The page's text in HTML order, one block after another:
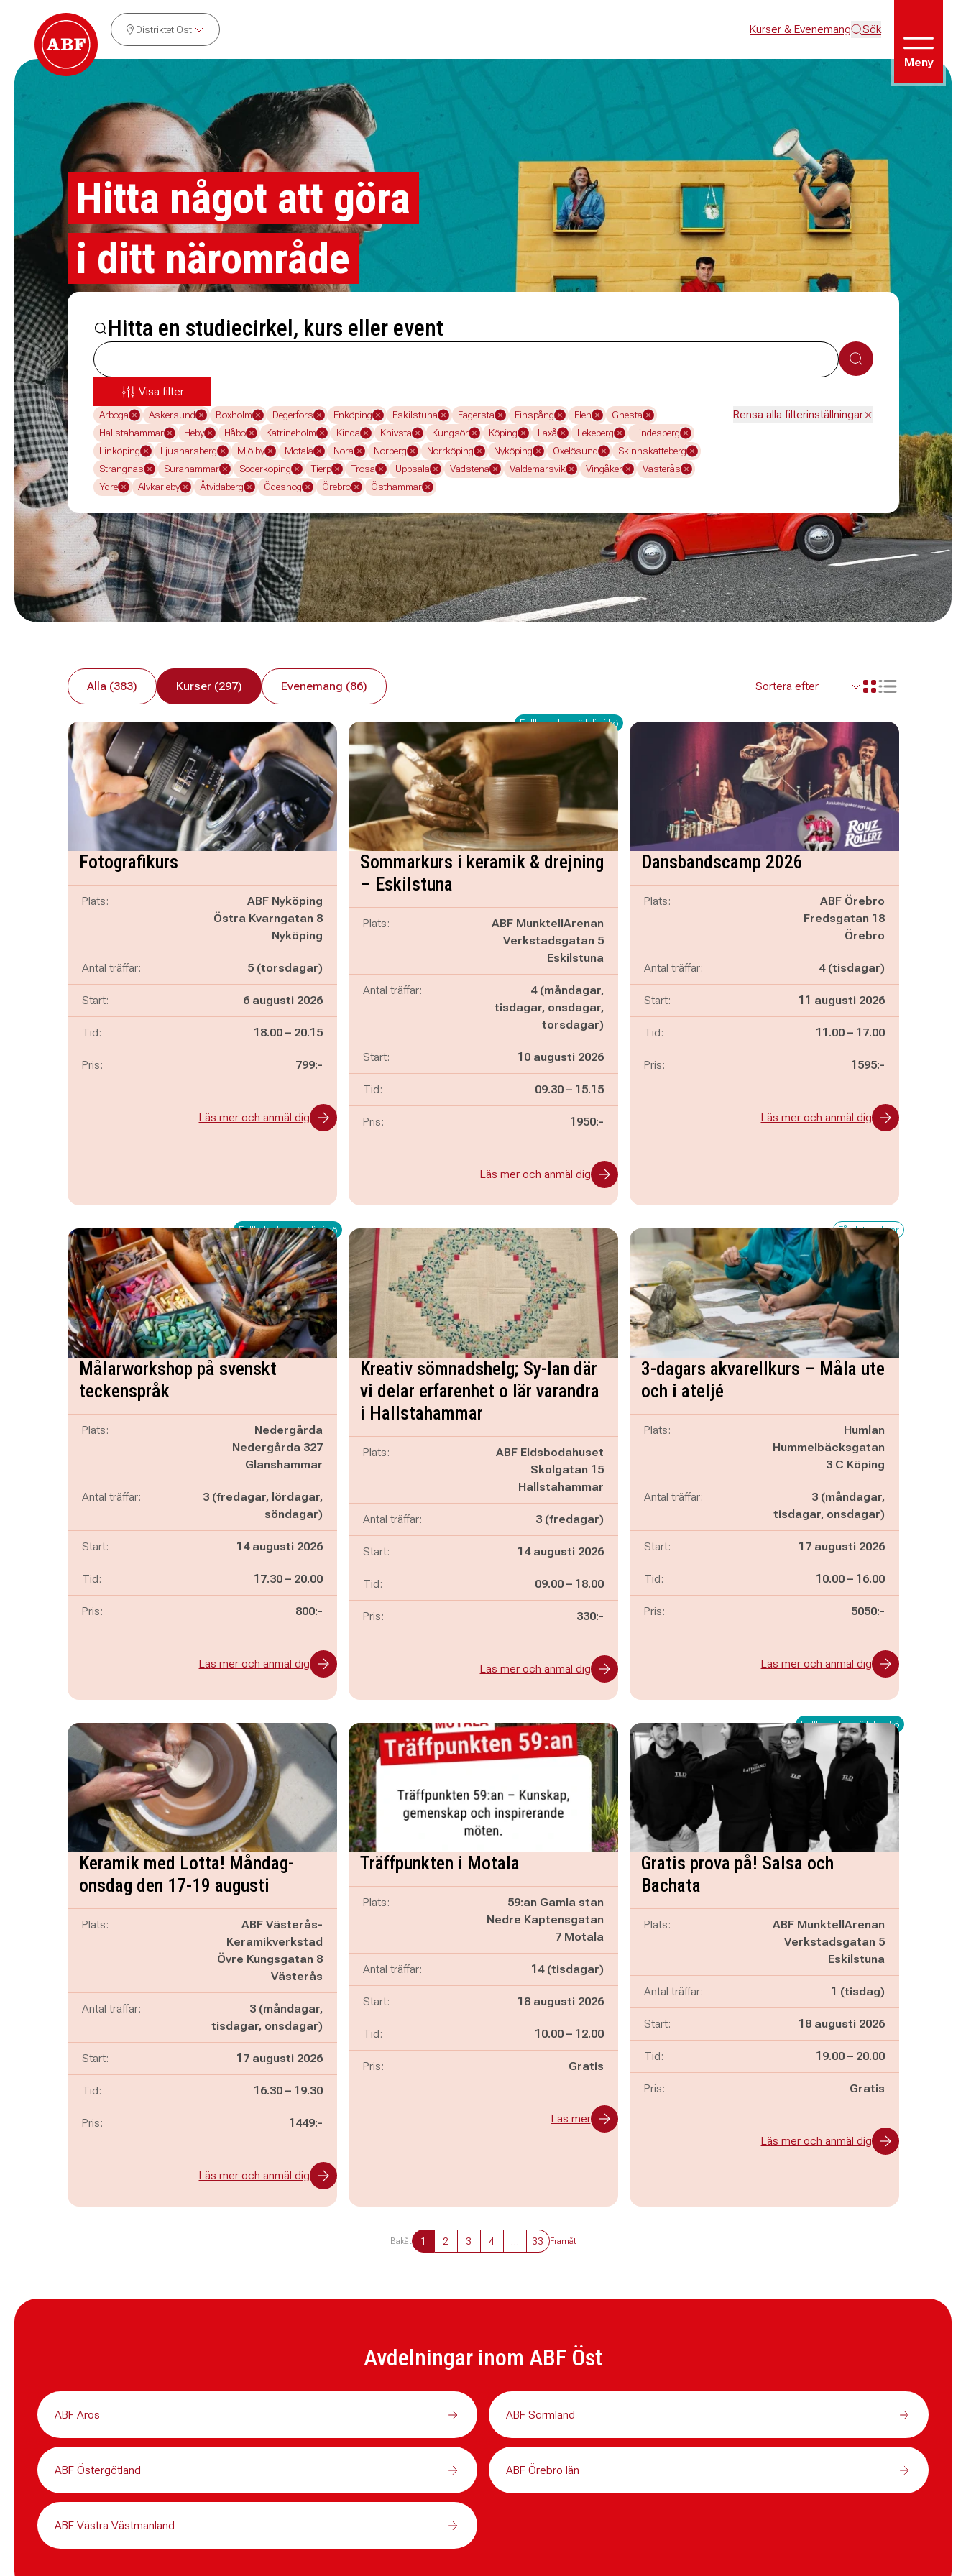
Distriktet Öst Kurser & Evenemang Sök
Meny
Hitta något att göra
i ditt närområde
Hitta en studiecirkel, kurs eller event
Sök
Visa filter
Arboga Askersund Boxholm Degerfors Enköping Eskilstuna Fagersta Finspång Flen
Gnesta
Hallstahammar
Heby Håbo Katrineholm Kinda Knivsta Kungsör Köping Laxå Lekeberg
Lindesberg
Linköping
Ljusnarsberg Mjölby Motala Nora Norberg Norrköping Nyköping Oxelösund
Skinnskatteberg
Strängnäs
Surahammar Söderköping Tierp Trosa Uppsala Vadstena Valdemarsvik Vingåker
Västerås
Ydre
Älvkarleby Åtvidaberg Ödeshög Örebro Östhammar
Rensa alla filterinställningar
Alla (383) Kurser (297) Evenemang (86) Visa resultaten i ett
Visa resultaten
Fotografikurs
Plats:
ABF Nyköping
Östra Kvarngatan 8
Nyköping
Antal träffar: 5 (torsdagar)
Start: 6 augusti 2026
Tid: Pågår mellan
18.00 – och
20.15
Pris: 799:-
Läs mer och anmäl dig
Fullbokad – ställ dig i kö
Sommarkurs i keramik & drejning
– Eskilstuna
Plats:
ABF MunktellArenan
Verkstadsgatan 5
Eskilstuna
Antal träffar:
4 (måndagar,
tisdagar, onsdagar,
torsdagar)
Start: 10 augusti 2026
Tid: Pågår mellan
09.30 – och
15.15
Pris: 1950:-
Läs mer och anmäl dig
Dansbandscamp 2026
Plats:
ABF Örebro
Fredsgatan 18
Örebro
Antal träffar: 4 (tisdagar)
Start: 11 augusti 2026
Tid: Pågår mellan
11.00 – och
17.00
Pris: 1595:-
Läs mer och anmäl dig
Fullbokad – ställ dig i kö
Målarworkshop på svenskt
teckenspråk
Plats:
Nedergårda
Nedergårda 327
Glanshammar
Antal träffar:
3 (fredagar, lördagar,
söndagar)
Start: 14 augusti 2026
Tid: Pågår mellan
17.30 – och
20.00
Pris: 800:-
Läs mer och anmäl dig
Kreativ sömnadshelg; Sy-lan där
vi delar erfarenhet o lär varandra
i Hallstahammar
Plats:
ABF Eldsbodahuset
Skolgatan 15
Hallstahammar
Antal träffar: 3 (fredagar)
Start: 14 augusti 2026
Tid: Pågår mellan
09.00 – och
18.00
Pris: 330:-
Läs mer och anmäl dig
Få platser kvar
3-dagars akvarellkurs – Måla ute
och i ateljé
Plats:
Humlan
Hummelbäcksgatan
3 C Köping
Antal träffar:
3 (måndagar,
tisdagar, onsdagar)
Start: 17 augusti 2026
Tid: Pågår mellan
10.00 – och
16.00
Pris: 5050:-
Läs mer och anmäl dig
Keramik med Lotta! Måndag-
onsdag den 17-19 augusti
Plats:
ABF Västerås-
Keramikverkstad
Övre Kungsgatan 8
Västerås
Antal träffar:
3 (måndagar,
tisdagar, onsdagar)
Start: 17 augusti 2026
Tid: Pågår mellan
16.30 – och
19.30
Pris: 1449:-
Läs mer och anmäl dig
Träffpunkten i Motala
Plats:
59:an Gamla stan
Nedre Kaptensgatan
7 Motala
Antal träffar: 14 (tisdagar)
Start: 18 augusti 2026
Tid: Pågår mellan
10.00 – och
12.00
Pris: Gratis
Läs mer
Fullbokad – ställ dig i kö
Gratis prova på! Salsa och
Bachata
Plats:
ABF MunktellArenan
Verkstadsgatan 5
Eskilstuna
Antal träffar: 1 (tisdag)
Start: 18 augusti 2026
Tid: Pågår mellan
19.00 – och
20.00
Pris: Gratis
Läs mer och anmäl dig
Bakåt 1 2 3 4 33 Framåt
Avdelningar inom ABF Öst
ABF Aros ABF Sörmland
ABF Östergötland ABF Örebro län
ABF Västra Västmanland